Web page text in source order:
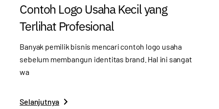
Contoh Logo Usaha Kecil yang
Terlihat Profesional
Banyak pemilik bisnis mencari contoh logo usaha
sebelum membangun identitas brand. Hal ini sangat
wa
Selanjutnya